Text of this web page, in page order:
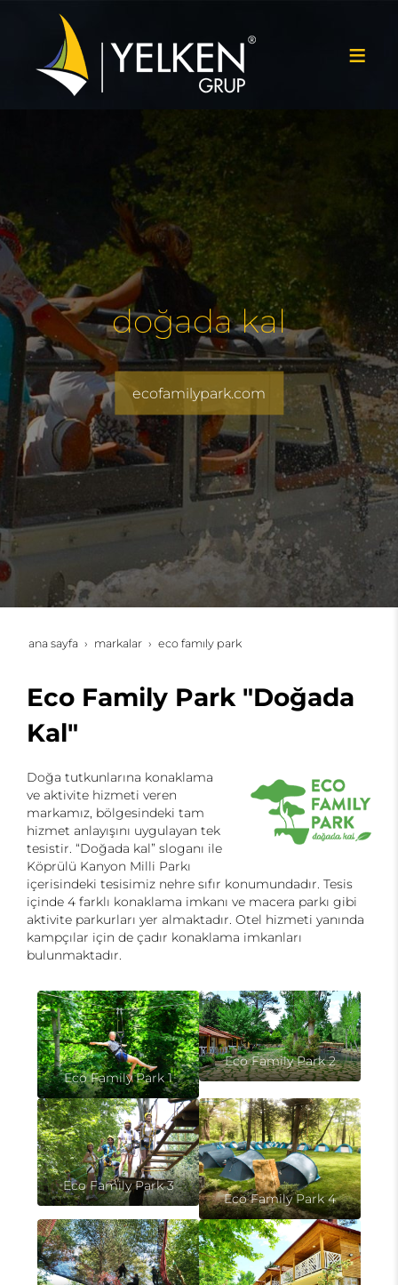
doğada kal
ecofamilypark.com
ana sayfa markalar eco family park
Eco Family Park "Doğada
Kal"
Doğa tutkunlarına konaklama
ve aktivite hizmeti veren
markamız, bölgesindeki tam
hizmet anlayışını uygulayan tek
tesistir. “Doğada kal” sloganı ile
Köprülü Kanyon Milli Parkı
içerisindeki tesisimiz nehre sıfır konumundadır. Tesis
içinde 4 farklı konaklama imkanı ve macera parkı gibi
aktivite parkurları yer almaktadır. Otel hizmeti yanında
kampçılar için de çadır konaklama imkanları
bulunmaktadır.
Eco Family Park 1
Eco Family Park 2
Eco Family Park 3
Eco Family Park 4